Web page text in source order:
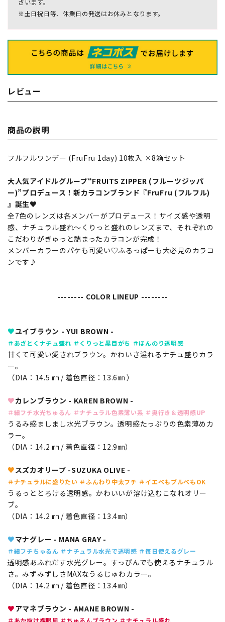
ざいます。
※土日祝日等、休業日の発送はお休みとなります。
レビュー
商品の説明
フルフルワンデー (FruFru 1day) 10枚入 ×8箱セット
大人気アイドルグループ“FRUITS ZIPPER (フルーツジッパ
ー)”プロデュース！新カラコンブランド『FruFru (フルフル)
』誕生♥
全7色のレンズは各メンバーがプロデュース！サイズ感や透明
感、ナチュラル盛れ～くりっと盛れのレンズまで、それぞれの
こだわりがぎゅっと詰まったカラコンが完成！
メンバーカラーのパケも可愛い♡ふるっぱーも大必見のカラコ
ンです♪
-------- COLOR LINEUP --------
♥ユイブラウン - YUI BROWN -
＃あざとくナチュ盛れ ＃くりっと黒目がち ＃ほんのり透明感
甘くて可愛い愛されブラウン。かわいさ溢れるナチュ盛りカラ
ー。
（DIA：14.5 ㎜ / 着色直径：13.6㎜ ）
♥カレンブラウン - KAREN BROWN -
＃細フチ水光ちゅるん ＃ナチュラル色素薄い系 ＃奥行き＆透明感UP
うるみ感ましまし水光ブラウン。透明感たっぷりの色素薄めカ
ラー。
（DIA：14.2 ㎜ / 着色直径：12.9㎜）
♥ スズカオリーブ -SUZUKA OLIVE -
＃ナチュラルに盛りたい ＃ふんわり中太フチ ＃イエベもブルべもOK
うるっととろける透明感。かわいいが溶け込むこなれオリー
ブ。
（DIA：14.2 ㎜ / 着色直径：13.4㎜）
♥マナグレー - MANA GRAY -
＃細フチちゅるん ＃ナチュラル水光で透明感 ＃毎日使えるグレー
透明感あふれだす水光グレー。すっぴんでも使えるナチュラル
さ。みずみずしさMAXなうるじゅわカラー。
（DIA：14.2 ㎜ / 着色直径：13.4㎜）
♥アマネブラウン - AMANE BROWN -
＃あか抜け裸眼風 ＃ちゅるんブラウン ＃ナチュラル盛れ